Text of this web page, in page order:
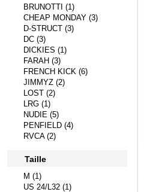
BRUNOTTI (1)
CHEAP MONDAY (3)
D-STRUCT (3)
DC (3)
DICKIES (1)
FARAH (3)
FRENCH KICK (6)
JIMMYZ (2)
LOST (2)
LRG (1)
NUDIE (5)
PENFIELD (4)
RVCA (2)
Taille
M (1)
US 24/L32 (1)